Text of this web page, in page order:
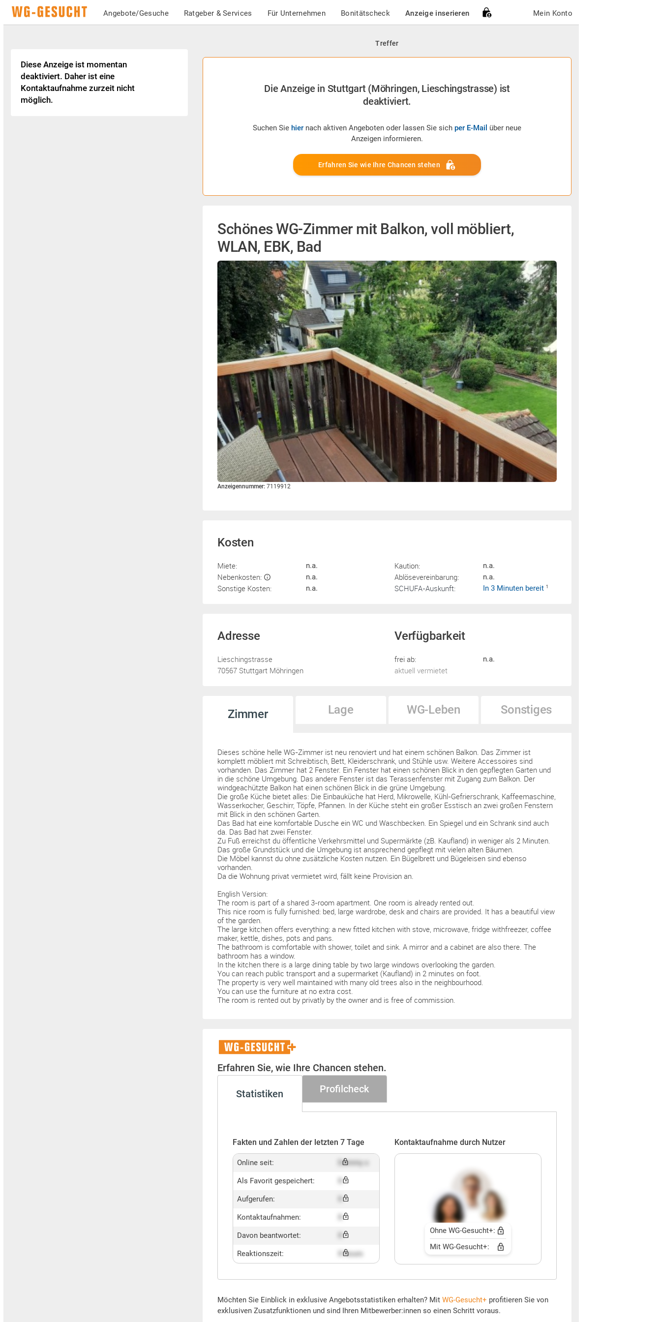
Angebote/Gesuche Ratgeber & Services Für Unternehmen Bonitätscheck Anzeige inserieren Mein Konto
Treffer
Die Anzeige in Stuttgart (Möhringen, Lieschingstrasse) ist
deaktiviert.
Suchen Sie hier nach aktiven Angeboten oder lassen Sie sich per E-Mail über neue
Anzeigen informieren.
Erfahren Sie wie Ihre Chancen stehen
Schönes WG-Zimmer mit Balkon, voll möbliert,
WLAN, EBK, Bad
Anzeigennummer: 7119912
Kosten
Miete: n.a.
Nebenkosten: n.a.
Sonstige Kosten: n.a.
Kaution: n.a.
Ablösevereinbarung: n.a.
SCHUFA-Auskunft: In 3 Minuten bereit 1
Adresse
Lieschingstrasse
70567 Stuttgart Möhringen
Verfügbarkeit
frei ab: n.a.
aktuell vermietet
Zimmer Lage WG-Leben Sonstiges
Dieses schöne helle WG-Zimmer ist neu renoviert und hat einem schönen Balkon. Das Zimmer ist
komplett möbliert mit Schreibtisch, Bett, Kleiderschrank, und Stühle usw. Weitere Accessoires sind
vorhanden. Das Zimmer hat 2 Fenster. Ein Fenster hat einen schönen Blick in den gepflegten Garten und
in die schöne Umgebung. Das andere Fenster ist das Terassenfenster mit Zugang zum Balkon. Der
windgeachützte Balkon hat einen schönen Blick in die grüne Umgebung.
Die große Küche bietet alles: Die Einbauküche hat Herd, Mikrowelle, Kühl-Gefrierschrank, Kaffeemaschine,
Wasserkocher, Geschirr, Töpfe, Pfannen. In der Küche steht ein großer Esstisch an zwei großen Fenstern
mit Blick in den schönen Garten.
Das Bad hat eine komfortable Dusche ein WC und Waschbecken. Ein Spiegel und ein Schrank sind auch
da. Das Bad hat zwei Fenster.
Zu Fuß erreichst du öffentliche Verkehrsmittel und Supermärkte (zB. Kaufland) in weniger als 2 Minuten.
Das große Grundstück und die Umgebung ist ansprechend gepflegt mit vielen alten Bäumen.
Die Möbel kannst du ohne zusätzliche Kosten nutzen. Ein Bügelbrett und Bügeleisen sind ebenso
vorhanden.
Da die Wohnung privat vermietet wird, fällt keine Provision an.
English Version:
The room is part of a shared 3-room apartment. One room is already rented out.
This nice room is fully furnished: bed, large wardrobe, desk and chairs are provided. It has a beautiful view
of the garden.
The large kitchen offers everything: a new fitted kitchen with stove, microwave, fridge withfreezer, coffee
maker, kettle, dishes, pots and pans.
The bathroom is comfortable with shower, toilet and sink. A mirror and a cabinet are also there. The
bathroom has a window.
In the kitchen there is a large dining table by two large windows overlooking the garden.
You can reach public transport and a supermarket (Kaufland) in 2 minutes on foot.
The property is very well maintained with many old trees also in the neighbourhood.
You can use the furniture at no extra cost.
The room is rented out by privatly by the owner and is free of commission.
WG-
Gesucht+
Erfahren Sie, wie Ihre Chancen stehen.
Statistiken Profilcheck
Fakten und Zahlen der letzten 7 Tage
Online seit: Dummy x
Als Favorit gespeichert:
Aufgerufen:
Kontaktaufnahmen:
Davon beantwortet:
Reaktionszeit: X hours
Kontaktaufnahme durch Nutzer
Ohne WG-Gesucht+:
Mit WG-Gesucht+:
Möchten Sie Einblick in exklusive Angebotsstatistiken erhalten? Mit WG-Gesucht+ profitieren Sie von
exklusiven Zusatzfunktionen und sind Ihren Mitbewerber:innen so einen Schritt voraus.
Diese Anzeige ist momentan
deaktiviert. Daher ist eine
Kontaktaufnahme zurzeit nicht
möglich.